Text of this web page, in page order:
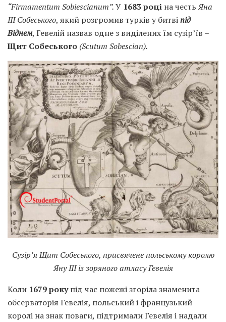
“Firmamentum Sobiescianum”.У 1683 році на честьЯна
III Собеського, який розгромив турків у битвіпід
Віднем, Гевелій назвав одне з виділених їм сузір’їв –
Щит Собеського (Scutum Sobescian).
Сузір’я Щит Собеського, присвячене польському королю
Яну III із зоряного атласу Гевелія
Коли 1679 рокупід час пожежі згоріла знаменита
обсерваторія Гевелія, польський і французький
королі на знак поваги, підтримали Гевелія і надали